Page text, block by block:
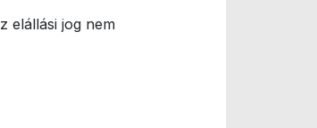
elállási jog nem